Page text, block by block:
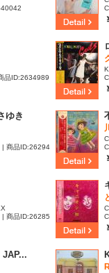
品ID:2634989
ゆき
| 商品ID:26294
| 商品ID:26285
JAP...